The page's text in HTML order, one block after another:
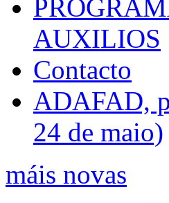
AUXILIOS
Contacto
ADAFAD,
24 de maio)
máis novas